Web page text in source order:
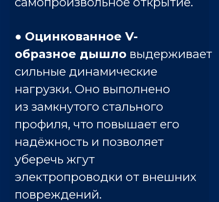
● Оцинкованное V-
образное дышло выдерживает
сильные динамические
нагрузки. Оно выполнено
из замкнутого стального
профиля, что повышает его
надёжность и позволяет
уберечь жгут
электропроводки от внешних
повреждений.